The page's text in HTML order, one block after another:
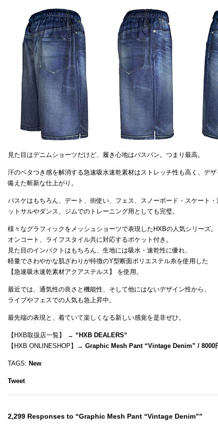
見た目はデニムショーツだけど、履き心地はバスパン。つまり最高。
汗のベタつき感を解消する急速吸水速乾素材はストレッチ性も高く、デ
備えた斬新な仕上がり。
バスケはもちろん、デート、街使い、フェス、スノーボード・スケート
ットサルやダンス、ジムでのトレーニング用としても完璧。
様々なグラフィックをメッシュショーツで表現したHXBの人気シリーズ。
オンコート、ライフスタイル共に対応するポケット付き。
見た目のインパクトはもちろん、生地には吸水・速乾性に優れ、
軽量でさわやかな肌ざわりが特徴のY型断面ポリエステル糸を使用した
【急速吸水速乾素材アクアステルス】 を使用。
最近では、通気性の良さと機能性、そして他にはないデザイン性から、
ライブやフェスでの人気も急上昇中。
最先端の表現と、着ていて楽しくなる新しい感覚を是非ぜひ。
【HXB取扱店一覧】 → “HXB DEALERS“
【HXB ONLINESHOP】→ Graphic Mesh Pant “Vintage Denim” / 8000
TAGS: New
Tweet
2,299 Responses to “Graphic Mesh Pant “Vintage Denim””